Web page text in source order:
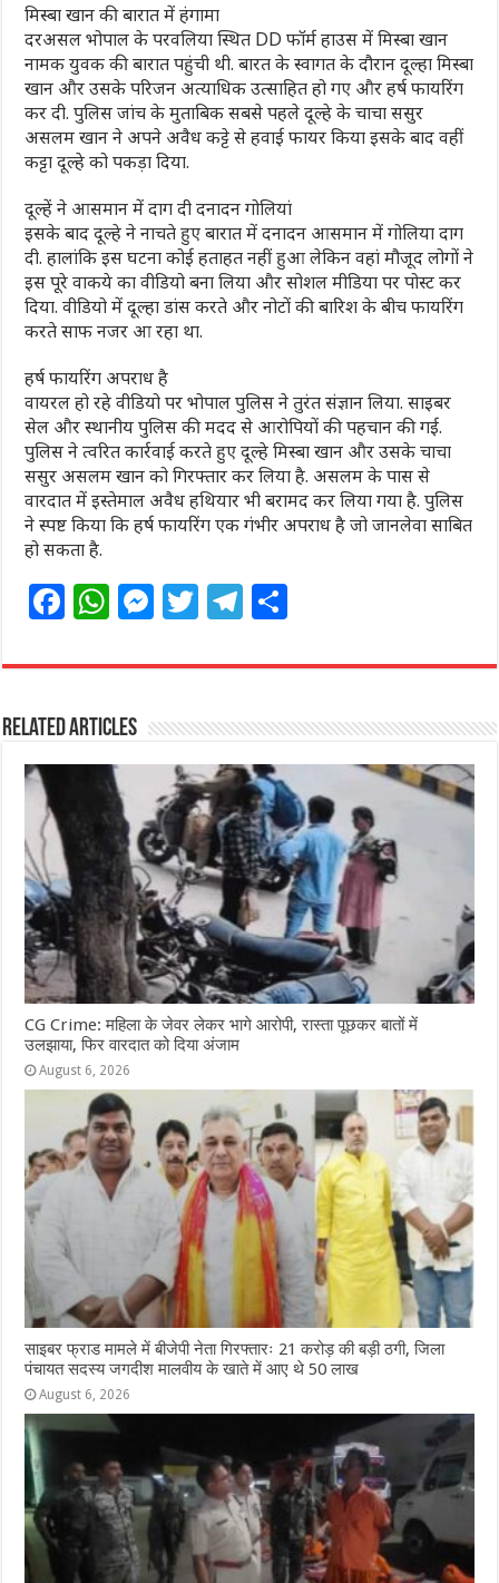
मिस्बा खान की बारात में हंगामा
दरअसल भोपाल के परवलिया स्थित DD फॉर्म हाउस में मिस्बा खान
नामक युवक की बारात पहुंची थी. बारत के स्वागत के दौरान दूल्हा मिस्बा
खान और उसके परिजन अत्याधिक उत्साहित हो गए और हर्ष फायरिंग
कर दी. पुलिस जांच के मुताबिक सबसे पहले दूल्हे के चाचा ससुर
असलम खान ने अपने अवैध कट्टे से हवाई फायर किया इसके बाद वहीं
कट्टा दूल्हे को पकड़ा दिया.
दूल्हें ने आसमान में दाग दी दनादन गोलियां
इसके बाद दूल्हे ने नाचते हुए बारात में दनादन आसमान में गोलिया दाग
दी. हालांकि इस घटना कोई हताहत नहीं हुआ लेकिन वहां मौजूद लोगों ने
इस पूरे वाकये का वीडियो बना लिया और सोशल मीडिया पर पोस्ट कर
दिया. वीडियो में दूल्हा डांस करते और नोटों की बारिश के बीच फायरिंग
करते साफ नजर आ रहा था.
हर्ष फायरिंग अपराध है
वायरल हो रहे वीडियो पर भोपाल पुलिस ने तुरंत संज्ञान लिया. साइबर
सेल और स्थानीय पुलिस की मदद से आरोपियों की पहचान की गई.
पुलिस ने त्वरित कार्रवाई करते हुए दूल्हे मिस्बा खान और उसके चाचा
ससुर असलम खान को गिरफ्तार कर लिया है. असलम के पास से
वारदात में इस्तेमाल अवैध हथियार भी बरामद कर लिया गया है. पुलिस
ने स्पष्ट किया कि हर्ष फायरिंग एक गंभीर अपराध है जो जानलेवा साबित
हो सकता है.
F
c
e
b
o
o
k
W
at
s
A
p
p
M
ss
n
g
e
r
T
itt
r
T
e
ra
m
ar
Related Articles
CG Crime: महिला के जेवर लेकर भागे आरोपी, रास्ता पूछकर बातों में
उलझाया, फिर वारदात को दिया अंजाम
August 6, 2026
साइबर फ्राड मामले में बीजेपी नेता गिरफ्तारः 21 करोड़ की बड़ी ठगी, जिला
पंचायत सदस्य जगदीश मालवीय के खाते में आए थे 50 लाख
August 6, 2026